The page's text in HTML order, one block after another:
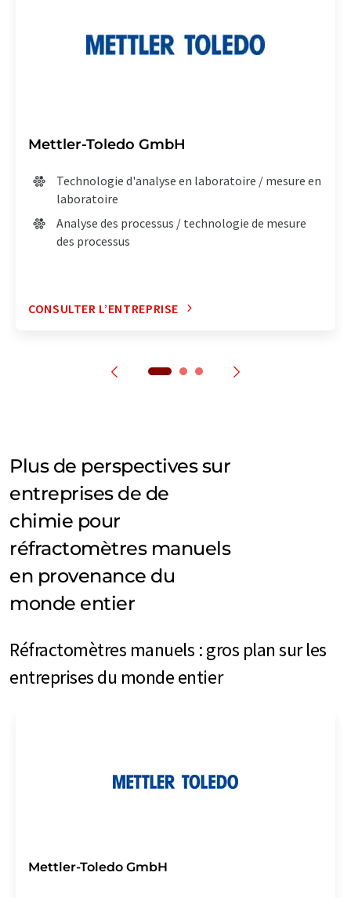
Mettler-Toledo GmbH
Technologie d'analyse en laboratoire / mesure en
laboratoire
Analyse des processus / technologie de mesure
des processus
CONSULTER L’ENTREPRISE
Plus de perspectives sur
entreprises de de
chimie pour
réfractomètres manuels
en provenance du
monde entier
Réfractomètres manuels : gros plan sur les
entreprises du monde entier
Mettler-Toledo GmbH